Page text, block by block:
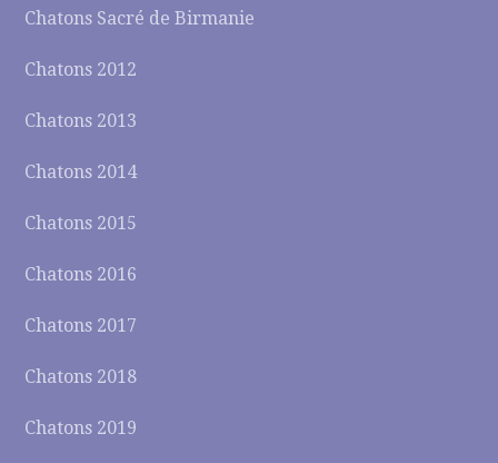
Chatons Sacré de Birmanie
Chatons 2012
Chatons 2013
Chatons 2014
Chatons 2015
Chatons 2016
Chatons 2017
Chatons 2018
Chatons 2019